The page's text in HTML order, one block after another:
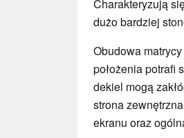
Charakteryzują
dużo bardziej
Obudowa
położenia potrafi
dekiel mogą
strona
ekranu oraz